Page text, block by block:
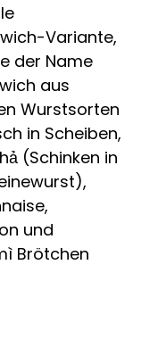
Variante,
der Name
aus
Wurstsorten
in Scheiben,
(Schinken in
und
Brötchen